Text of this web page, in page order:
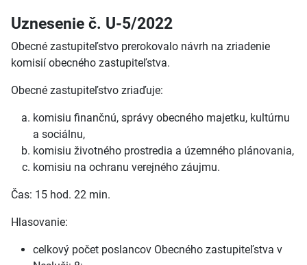
Uznesenie č. U-5/2022
Obecné zastupiteľstvo prerokovalo návrh na zriadenie
komisií obecného zastupiteľstva.
Obecné zastupiteľstvo zriaďuje:
komisiu finančnú, správy obecného majetku, kultúrnu
a sociálnu,
komisiu životného prostredia a územného plánovania,
komisiu na ochranu verejného záujmu.
Čas: 15 hod. 22 min.
Hlasovanie:
celkový počet poslancov Obecného zastupiteľstva v